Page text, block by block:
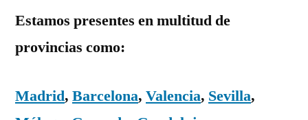
Estamos presentes en multitud de
provincias como:
Madrid, Barcelona, Valencia, Sevilla,